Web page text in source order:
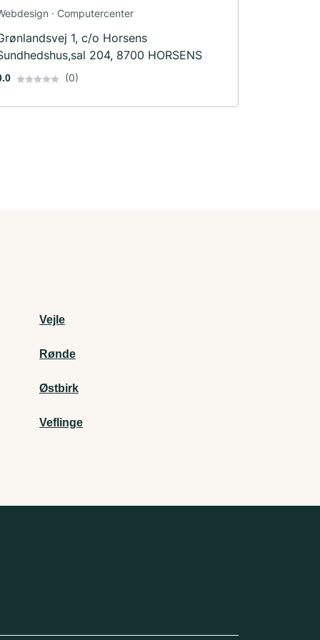
· Computercenter
1, c/o Horsens
204, 8700 HORSENS
(0)
Vejle
Rønde
Østbirk
Veflinge